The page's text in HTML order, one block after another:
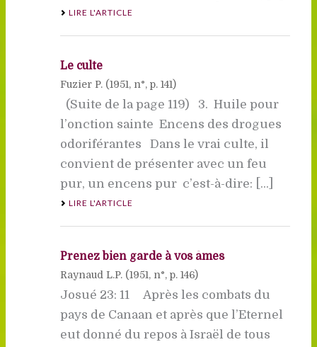
LIRE L'ARTICLE
Le culte
Fuzier P. (1951, n°, p. 141)
(Suite de la page 119) 3. Huile pour
l’onction sainte  Encens des drogues
odoriférantes Dans le vrai culte, il
convient de présenter avec un feu
pur, un encens pur  c’est-à-dire: [...]
LIRE L'ARTICLE
Prenez bien garde à vos âmes
Raynaud L.P. (1951, n°, p. 146)
Josué 23: 11 Après les combats du
pays de Canaan et après que l’Eternel
eut donné du repos à Israël de tous